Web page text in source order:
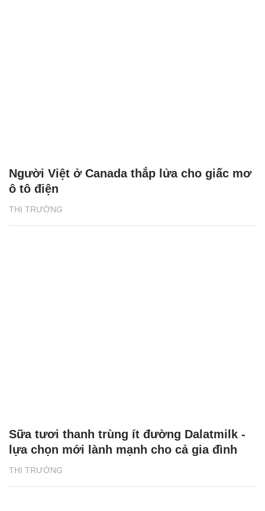
THỊ TRƯỜNG
Người Việt ở Canada thắp lửa cho giấc mơ
ô tô điện
THỊ TRƯỜNG
Sữa tươi thanh trùng ít đường Dalatmilk -
lựa chọn mới lành mạnh cho cả gia đình